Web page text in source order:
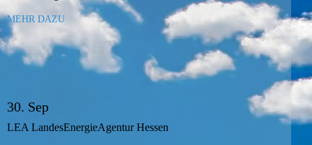
MEHR DAZU
30. Sep
LEA LandesEnergieAgentur Hessen